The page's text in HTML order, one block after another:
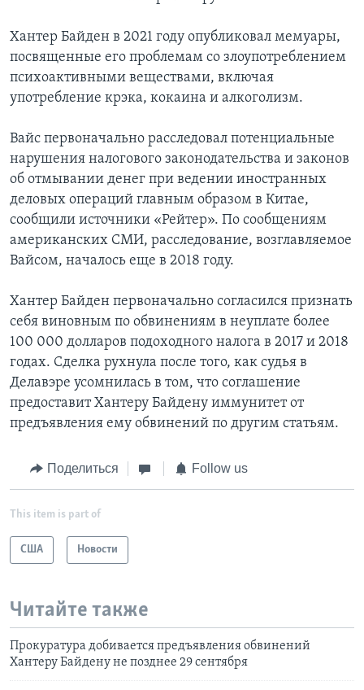
Хантер Байден в 2021 году опубликовал мемуары,
посвященные его проблемам со злоупотреблением
психоактивными веществами, включая
употребление крэка, кокаина и алкоголизм.
Вайс первоначально расследовал потенциальные
нарушения налогового законодательства и законов
об отмывании денег при ведении иностранных
деловых операций главным образом в Китае,
сообщили источники «Рейтер». По сообщениям
американских СМИ, расследование, возглавляемое
Вайсом, началось еще в 2018 году.
Хантер Байден первоначально согласился признать
себя виновным по обвинениям в неуплате более
100 000 долларов подоходного налога в 2017 и 2018
годах. Сделка рухнула после того, как судья в
Делавэре усомнилась в том, что соглашение
предоставит Хантеру Байдену иммунитет от
предъявления ему обвинений по другим статьям.
Поделиться Follow us
This item is part of
США Новости
Читайте также
Прокуратура добивается предъявления обвинений
Хантеру Байдену не позднее 29 сентября